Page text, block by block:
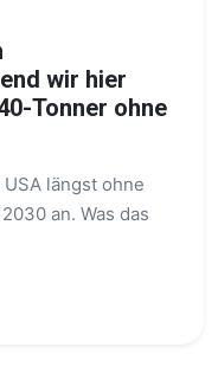
wir hier
Tonner ohne
längst ohne
an. Was das